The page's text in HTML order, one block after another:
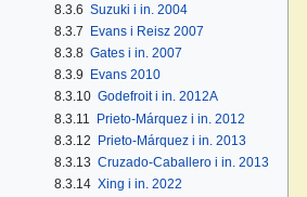
8.3.6 Suzuki i in. 2004
8.3.7 Evans i Reisz 2007
8.3.8 Gates i in. 2007
8.3.9
Evans 2010
8.3.10 Godefroit i in. 2012A
8.3.11
Prieto-Márquez i in. 2012
8.3.12 Prieto-Márquez i in. 2013
8.3.13 Cruzado-Caballero i in. 2013
8.3.14 Xing i in. 2022